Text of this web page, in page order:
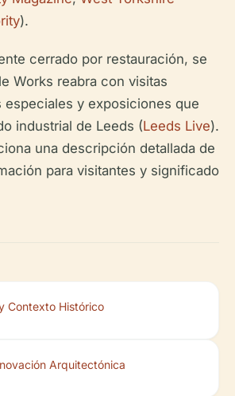
).
cerrado por restauración, se
Works reabra con visitas
especiales y exposiciones que
industrial de Leeds (Leeds Live).
una descripción detallada de
para visitantes y significado
Contexto Histórico
Arquitectónica